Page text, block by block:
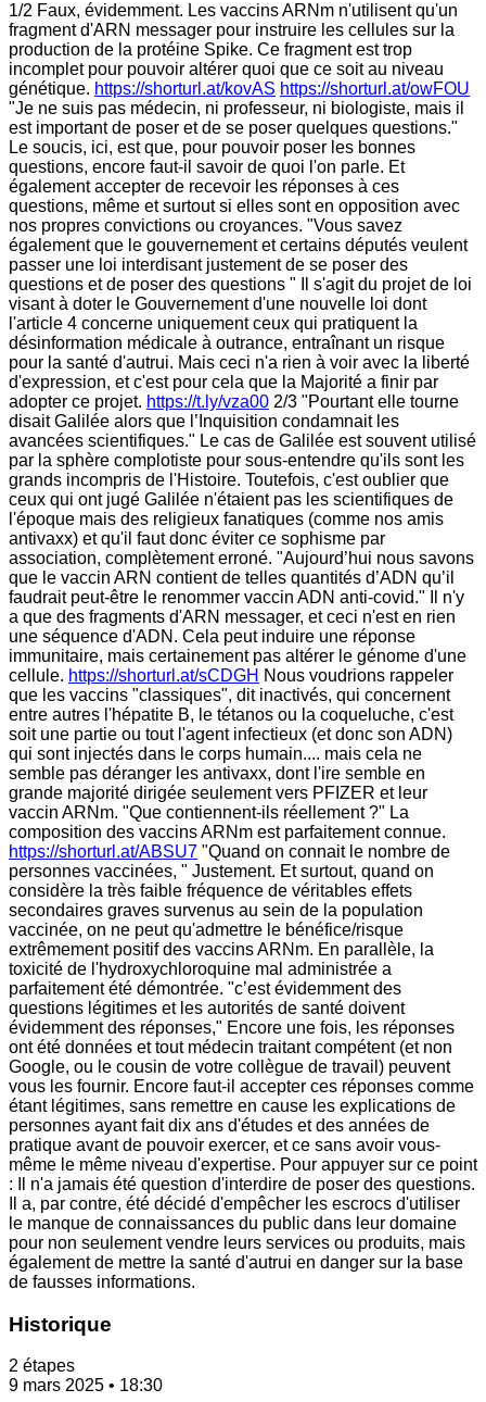
1/2 Faux, évidemment. Les vaccins ARNm n'utilisent qu'un
fragment d'ARN messager pour instruire les cellules sur la
production de la protéine Spike. Ce fragment est trop
incomplet pour pouvoir altérer quoi que ce soit au niveau
génétique. https://shorturl.at/kovAS https://shorturl.at/owFOU
"Je ne suis pas médecin, ni professeur, ni biologiste, mais il
est important de poser et de se poser quelques questions."
Le soucis, ici, est que, pour pouvoir poser les bonnes
questions, encore faut-il savoir de quoi l'on parle. Et
également accepter de recevoir les réponses à ces
questions, même et surtout si elles sont en opposition avec
nos propres convictions ou croyances. "Vous savez
également que le gouvernement et certains députés veulent
passer une loi interdisant justement de se poser des
questions et de poser des questions " Il s'agit du projet de loi
visant à doter le Gouvernement d'une nouvelle loi dont
l'article 4 concerne uniquement ceux qui pratiquent la
désinformation médicale à outrance, entraînant un risque
pour la santé d'autrui. Mais ceci n'a rien à voir avec la liberté
d'expression, et c'est pour cela que la Majorité a finir par
adopter ce projet. https://t.ly/vza00 2/3 "Pourtant elle tourne
disait Galilée alors que l’Inquisition condamnait les
avancées scientifiques." Le cas de Galilée est souvent utilisé
par la sphère complotiste pour sous-entendre qu'ils sont les
grands incompris de l'Histoire. Toutefois, c'est oublier que
ceux qui ont jugé Galilée n'étaient pas les scientifiques de
l'époque mais des religieux fanatiques (comme nos amis
antivaxx) et qu'il faut donc éviter ce sophisme par
association, complètement erroné. "Aujourd’hui nous savons
que le vaccin ARN contient de telles quantités d’ADN qu’il
faudrait peut-être le renommer vaccin ADN anti-covid." Il n'y
a que des fragments d'ARN messager, et ceci n'est en rien
une séquence d'ADN. Cela peut induire une réponse
immunitaire, mais certainement pas altérer le génome d'une
cellule. https://shorturl.at/sCDGH Nous voudrions rappeler
que les vaccins "classiques", dit inactivés, qui concernent
entre autres l'hépatite B, le tétanos ou la coqueluche, c'est
soit une partie ou tout l'agent infectieux (et donc son ADN)
qui sont injectés dans le corps humain.... mais cela ne
semble pas déranger les antivaxx, dont l'ire semble en
grande majorité dirigée seulement vers PFIZER et leur
vaccin ARNm. "Que contiennent-ils réellement ?" La
composition des vaccins ARNm est parfaitement connue.
https://shorturl.at/ABSU7 "Quand on connait le nombre de
personnes vaccinées, " Justement. Et surtout, quand on
considère la très faible fréquence de véritables effets
secondaires graves survenus au sein de la population
vaccinée, on ne peut qu'admettre le bénéfice/risque
extrêmement positif des vaccins ARNm. En parallèle, la
toxicité de l'hydroxychloroquine mal administrée a
parfaitement été démontrée. "c’est évidemment des
questions légitimes et les autorités de santé doivent
évidemment des réponses," Encore une fois, les réponses
ont été données et tout médecin traitant compétent (et non
Google, ou le cousin de votre collègue de travail) peuvent
vous les fournir. Encore faut-il accepter ces réponses comme
étant légitimes, sans remettre en cause les explications de
personnes ayant fait dix ans d'études et des années de
pratique avant de pouvoir exercer, et ce sans avoir vous-
même le même niveau d'expertise. Pour appuyer sur ce point
: Il n'a jamais été question d'interdire de poser des questions.
Il a, par contre, été décidé d'empêcher les escrocs d'utiliser
le manque de connaissances du public dans leur domaine
pour non seulement vendre leurs services ou produits, mais
également de mettre la santé d'autrui en danger sur la base
de fausses informations.
Historique
2 étapes
9 mars 2025 • 18:30